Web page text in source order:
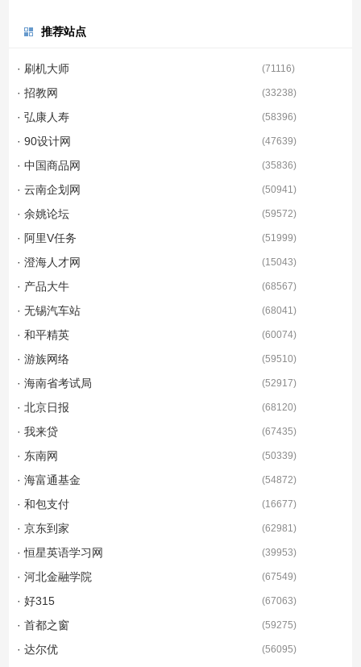
推荐站点
· 刷机大师 (71116)
· 招教网 (33238)
· 弘康人寿 (58396)
· 90设计网 (47639)
· 中国商品网 (35836)
· 云南企划网 (50941)
· 余姚论坛 (59572)
· 阿里V任务 (51999)
· 澄海人才网 (15043)
· 产品大牛 (68567)
· 无锡汽车站 (68041)
· 和平精英 (60074)
· 游族网络 (59510)
· 海南省考试局 (52917)
· 北京日报 (68120)
· 我来贷 (67435)
· 东南网 (50339)
· 海富通基金 (54872)
· 和包支付 (16677)
· 京东到家 (62981)
· 恒星英语学习网 (39953)
· 河北金融学院 (67549)
· 好315 (67063)
· 首都之窗 (59275)
· 达尔优 (56095)